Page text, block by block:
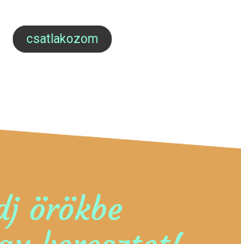
csatlakozom
örökbe